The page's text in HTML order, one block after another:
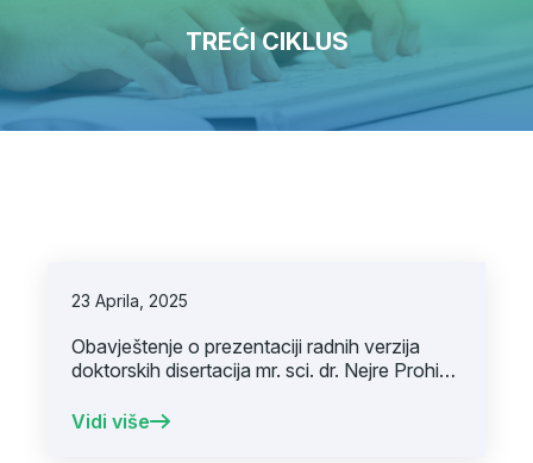
TREĆI CIKLUS
23 Aprila, 2025
Obavještenje o prezentaciji radnih verzija
doktorskih disertacija mr. sci. dr. Nejre Prohić i
Vidi više